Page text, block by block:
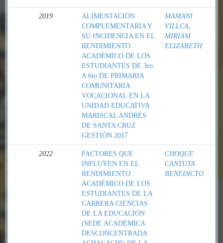
2019
ALIMENTACIÓN
COMPLEMENTARIA Y
SU INCIDENCIA EN EL
RENDIMIENTO
ACADÉMICO DE LOS
ESTUDIANTES DE 3ro
A 6to DE PRIMARIA
COMUNITARIA
VOCACIONAL EN LA
UNIDAD EDUCATIVA
MARISCAL ANDRÉS
DE SANTA CRUZ
GESTIÓN 2017
MAMANI
VILLCA,
MIRIAM
ELIZABETH
2022
FACTORES QUE
INFLUYEN EN EL
RENDIMIENTO
ACADÉMICO DE LOS
ESTUDIANTES DE LA
CARRERA CIENCIAS
DE LA EDUCACIÓN
(SEDE ACADÉMICA
DESCONCENTRADA
CHOQUE
CANTUTA
BENEDICTO